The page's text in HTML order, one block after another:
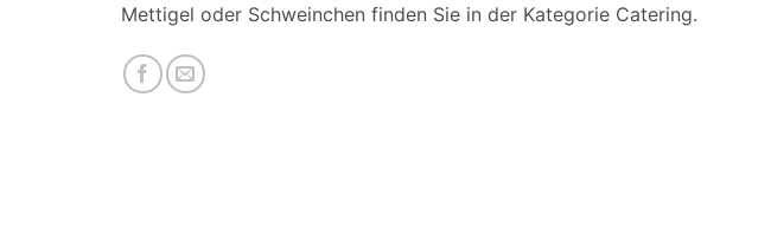
Mettigel oder Schweinchen finden Sie in der Kategorie Catering.